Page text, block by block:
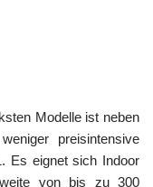
Modelle ist neben
preisintensive
Es eignet sich Indoor
von bis zu 300